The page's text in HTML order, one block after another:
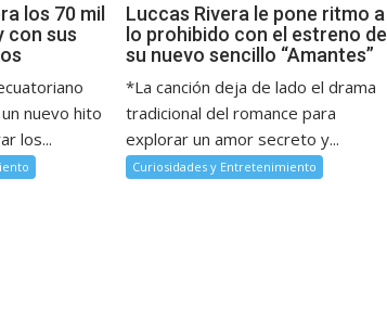
los 70 mil
con sus
nuevo hito
los...
Luccas Rivera le pone ritmo a
lo prohibido con el estreno de
su nuevo sencillo “Amantes”
*La canción deja de lado el drama
tradicional del romance para
explorar un amor secreto y...
Curiosidades y Entretenimiento